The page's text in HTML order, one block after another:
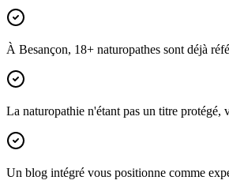
À Besançon, 18+ naturopathes sont déjà
La naturopathie n'étant pas un titre
Un blog intégré vous positionne comme